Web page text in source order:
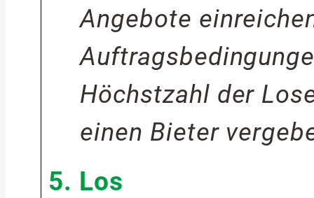
Angebote
Höchstzahl der
einen Bieter
5. Los